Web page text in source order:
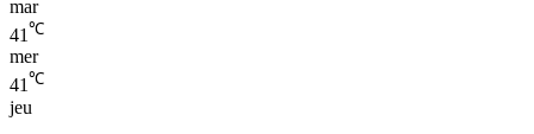
mar
41℃
mer
41℃
jeu